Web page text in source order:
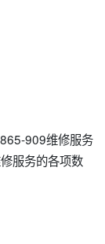
909维修服务
服务的各项数